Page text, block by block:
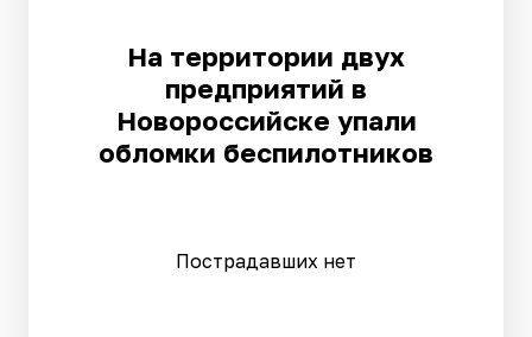
На территории двух
предприятий в
Новороссийске упали
обломки беспилотников
Пострадавших нет